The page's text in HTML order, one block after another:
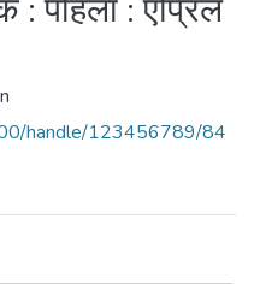
: पहिला : एप्रिल
handle/123456789/84